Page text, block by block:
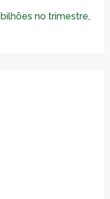
no trimestre,